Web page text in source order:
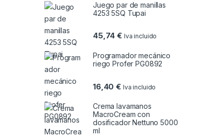
Juego par de manillas
4253 5SQ Tupai
45,74€ Iva incluido
Programador mecánico
riego Profer PG0892
16,40€ Iva incluido
Crema lavamanos
MacroCream con
dosificador Nettuno 5000
ml